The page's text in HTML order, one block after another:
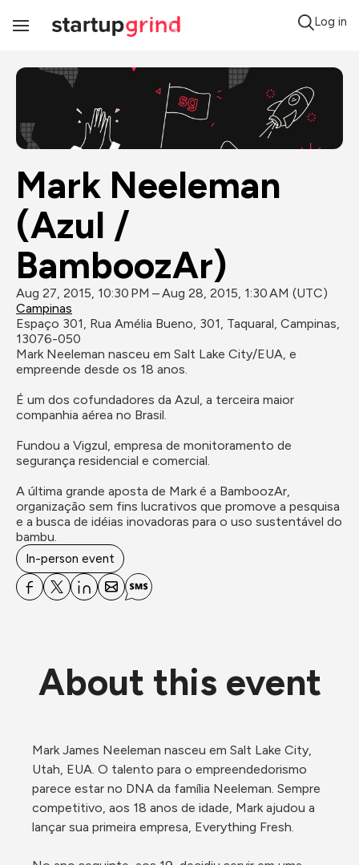
Toggle
Log in
Mark Neeleman
(Azul /
BamboozAr)
Aug 27, 2015, 10:30 PM – Aug 28, 2015, 1:30 AM (UTC)
Campinas
Espaço 301, Rua Amélia Bueno, 301, Taquaral, Campinas,
13076-050
Mark Neeleman nasceu em Salt Lake City/EUA, e
empreende desde os 18 anos.
É um dos cofundadores da Azul, a terceira maior
companhia aérea no Brasil.
Fundou a Vigzul, empresa de monitoramento de
segurança residencial e comercial.
A última grande aposta de Mark é a BamboozAr,
organização sem fins lucrativos que promove a pesquisa
e a busca de idéias inovadoras para o uso sustentável do
bambu.
In-person event
About this event
Mark James Neeleman nasceu em Salt Lake City,
Utah, EUA. O talento para o empreendedorismo
parece estar no DNA da família Neeleman. Sempre
competitivo, aos 18 anos de idade, Mark ajudou a
lançar sua primeira empresa, Everything Fresh.